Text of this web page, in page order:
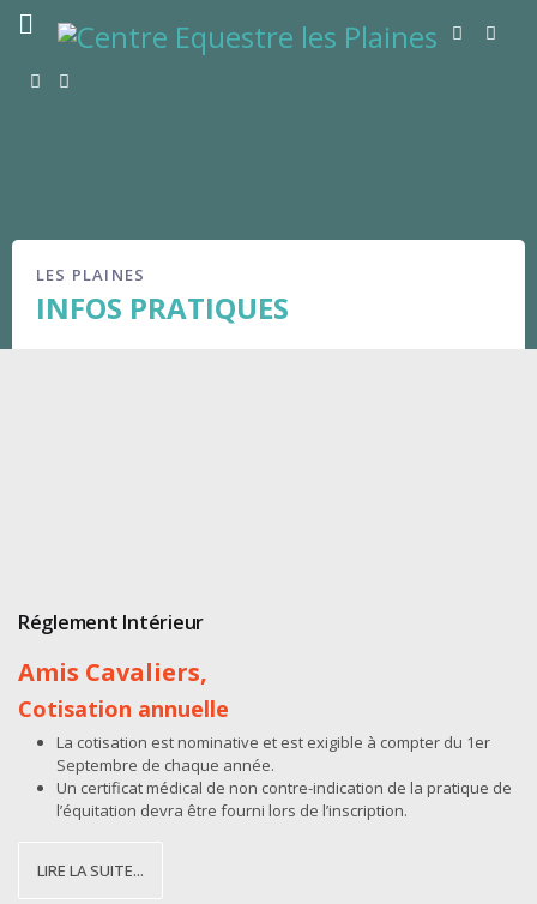
LES PLAINES
INFOS PRATIQUES
Réglement Intérieur
Amis Cavaliers,
Cotisation annuelle
La cotisation est nominative et est exigible à compter du 1er
Septembre de chaque année.
Un certificat médical de non contre-indication de la pratique de
l’équitation devra être fourni lors de l’inscription.
LIRE LA SUITE...